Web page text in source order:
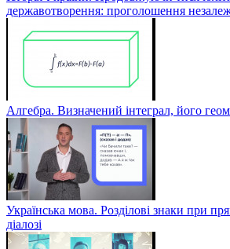
державотворення: проголошення
Алгебра. Визначений інтеграл, його
Українська мова. Розділові знаки при
діалозі